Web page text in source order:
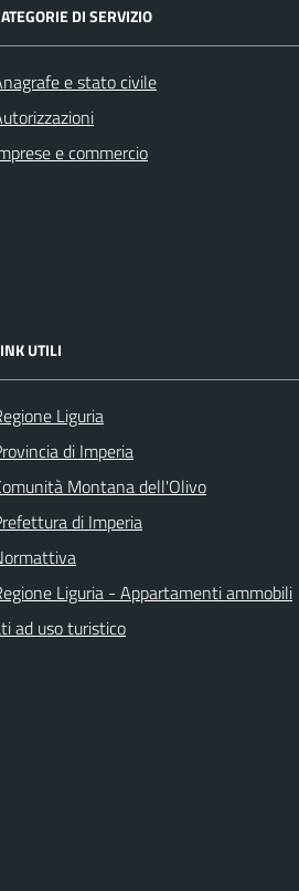
DI SERVIZIO
e stato civile
e commercio
UTILI
Liguria
di Imperia
Montana dell'Olivo
di Imperia
Liguria - Appartamenti ammobili
ad uso turistico